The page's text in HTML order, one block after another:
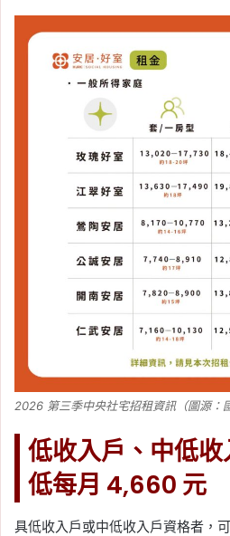
2026 第三季中央社宅招租資訊（圖源：
低收入戶、中低
低每月 4,660 元
具低收入戶或中低收入戶資格者，